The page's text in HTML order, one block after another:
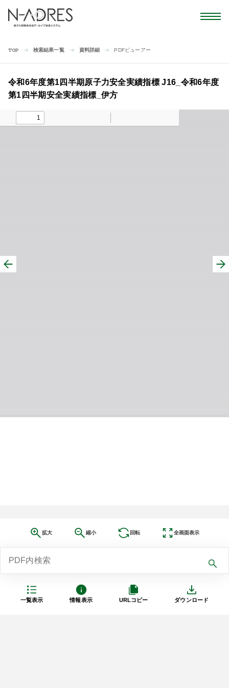
TOP 検索結果一覧 資料詳細 PDFビューアー
一覧表示 情報表示 URLコピー ダウンロード
令和6年度第1四半期原子力安全実績指標 J16_令和6年度
第1四半期安全実績指標_伊方
拡大 縮小 回転 全画面表示